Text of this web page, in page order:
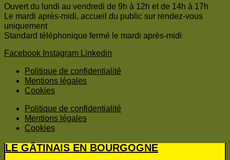
Ouvert du lundi au vendredi de 9h à 12h et de 14h à 17h
Le mardi après-midi, accueil du public sur rendez-vous
uniquement
Standard téléphonique fermé le mardi après-midi
Facebook Instagram Linkedin
Politique de confidentialité
Mentions légales
Cookies
Politique de confidentialité
Mentions légales
Cookies
LE GÂTINAIS EN BOURGOGNE